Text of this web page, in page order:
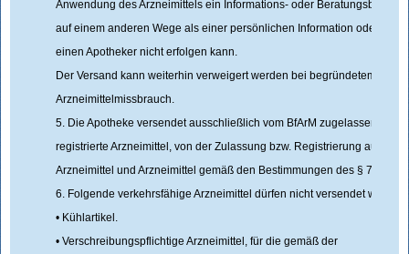
Anwendung des Arzneimittels ein Informations- oder Beratungsbedarf
auf einem anderen Wege als einer persönlichen Information oder
einen Apotheker nicht erfolgen kann.
Der Versand kann weiterhin verweigert werden bei begründetem
Arzneimittelmissbrauch.
5. Die Apotheke versendet ausschließlich vom BfArM zugelassene
registrierte Arzneimittel, von der Zulassung bzw. Registrierung
Arzneimittel und Arzneimittel gemäß den Bestimmungen des § 73 Abs.
6. Folgende verkehrsfähige Arzneimittel dürfen nicht versendet werden:
• Kühlartikel.
• Verschreibungspflichtige Arzneimittel, für die gemäß der